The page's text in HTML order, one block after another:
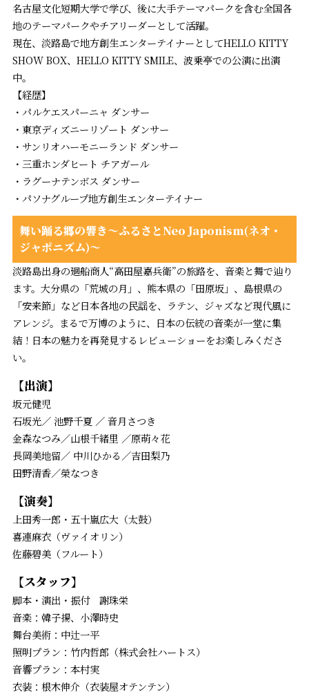
名古屋文化短期大学で学び、後に大手テーマパークを含む全国各
地のテーマパークやチアリーダーとして活躍。
現在、淡路島で地方創生エンターテイナーとしてHELLO KITTY
SHOW BOX、HELLO KITTY SMILE、波乗亭での公演に出演
中。
【経歴】
・パルケエスパーニャ ダンサー
・東京ディズニーリゾート ダンサー
・サンリオハーモニーランド ダンサー
・三重ホンダヒート チアガール
・ラグーナテンボス ダンサー
・パソナグループ地方創生エンターテイナー
舞い踊る郷の響き～ふるさとNeo Japonism(ネオ・
ジャポニズム)～
淡路島出身の廻船商人“高田屋嘉兵衛”の旅路を、音楽と舞で辿り
ます。大分県の「荒城の月」、熊本県の「田原坂」、島根県の
「安来節」など日本各地の民謡を、ラテン、ジャズなど現代風に
アレンジ。まるで万博のように、日本の伝統の音楽が一堂に集
結！日本の魅力を再発見するレビューショーをお楽しみくださ
い。
【出演】
坂元健児
石坂光／ 池野千夏 ／ 音月さつき
金森なつみ／山根千緒里 ／原萌々花
長岡美地留／ 中川ひかる／吉田梨乃
田野清香／榮なつき
【演奏】
上田秀一郎・五十嵐広大（太鼓）
喜連麻衣（ヴァイオリン）
佐藤碧美（フルート）
【スタッフ】
脚本・演出・振付 謝珠栄
音楽：韓子揚、小澤時史
舞台美術：中辻一平
照明プラン：竹内哲郎（株式会社ハートス）
音響プラン：本村実
衣装：根木伸介（衣装屋オテンテン）